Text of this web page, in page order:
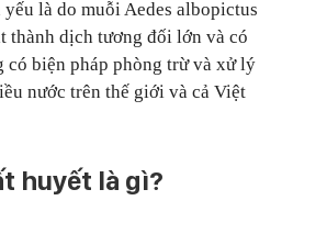
là do muỗi Aedes albopictus
thành dịch tương đối lớn và có
có biện pháp phòng trừ và xử lý
nước trên thế giới và cả Việt
huyết là gì?